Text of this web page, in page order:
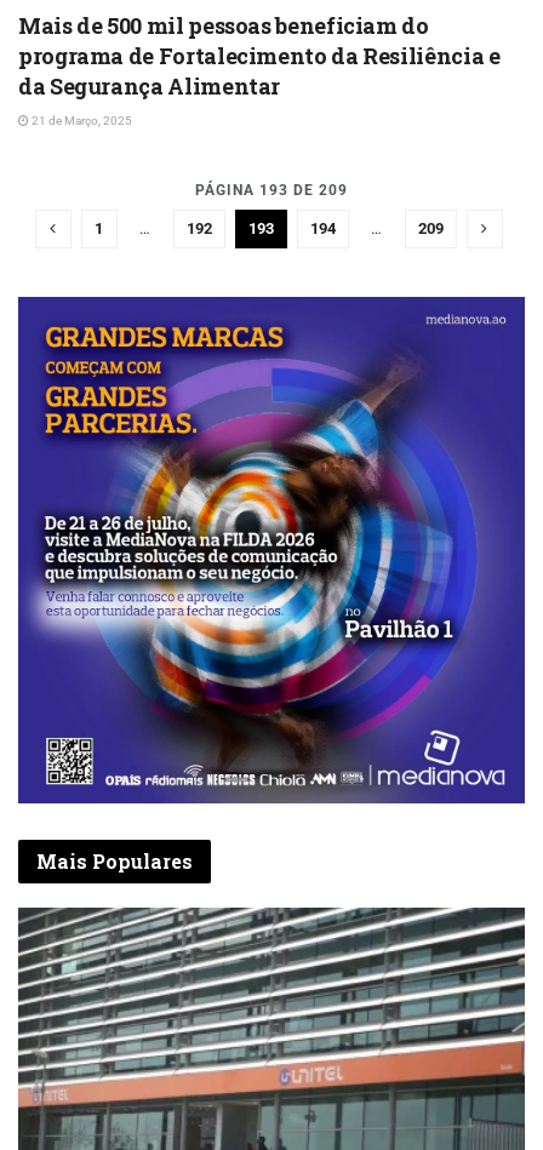
Mais de 500 mil pessoas beneficiam do
programa de Fortalecimento da Resiliência e
da Segurança Alimentar
21 de Março, 2025
PÁGINA 193 DE 209
1 … 192 193 194 … 209
Mais Populares